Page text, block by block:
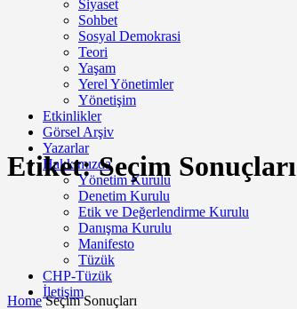
Siyaset
Sohbet
Sosyal Demokrasi
Teori
Yaşam
Yerel Yönetimler
Yönetişim
Etkinlikler
Görsel Arşiv
Yazarlar
Hakkımızda
Yönetim Kurulu
Denetim Kurulu
Etik ve Değerlendirme Kurulu
Danışma Kurulu
Manifesto
Tüzük
CHP-Tüzük
İletişim
Etiket:Seçim Sonuçları
Home Seçim Sonuçları